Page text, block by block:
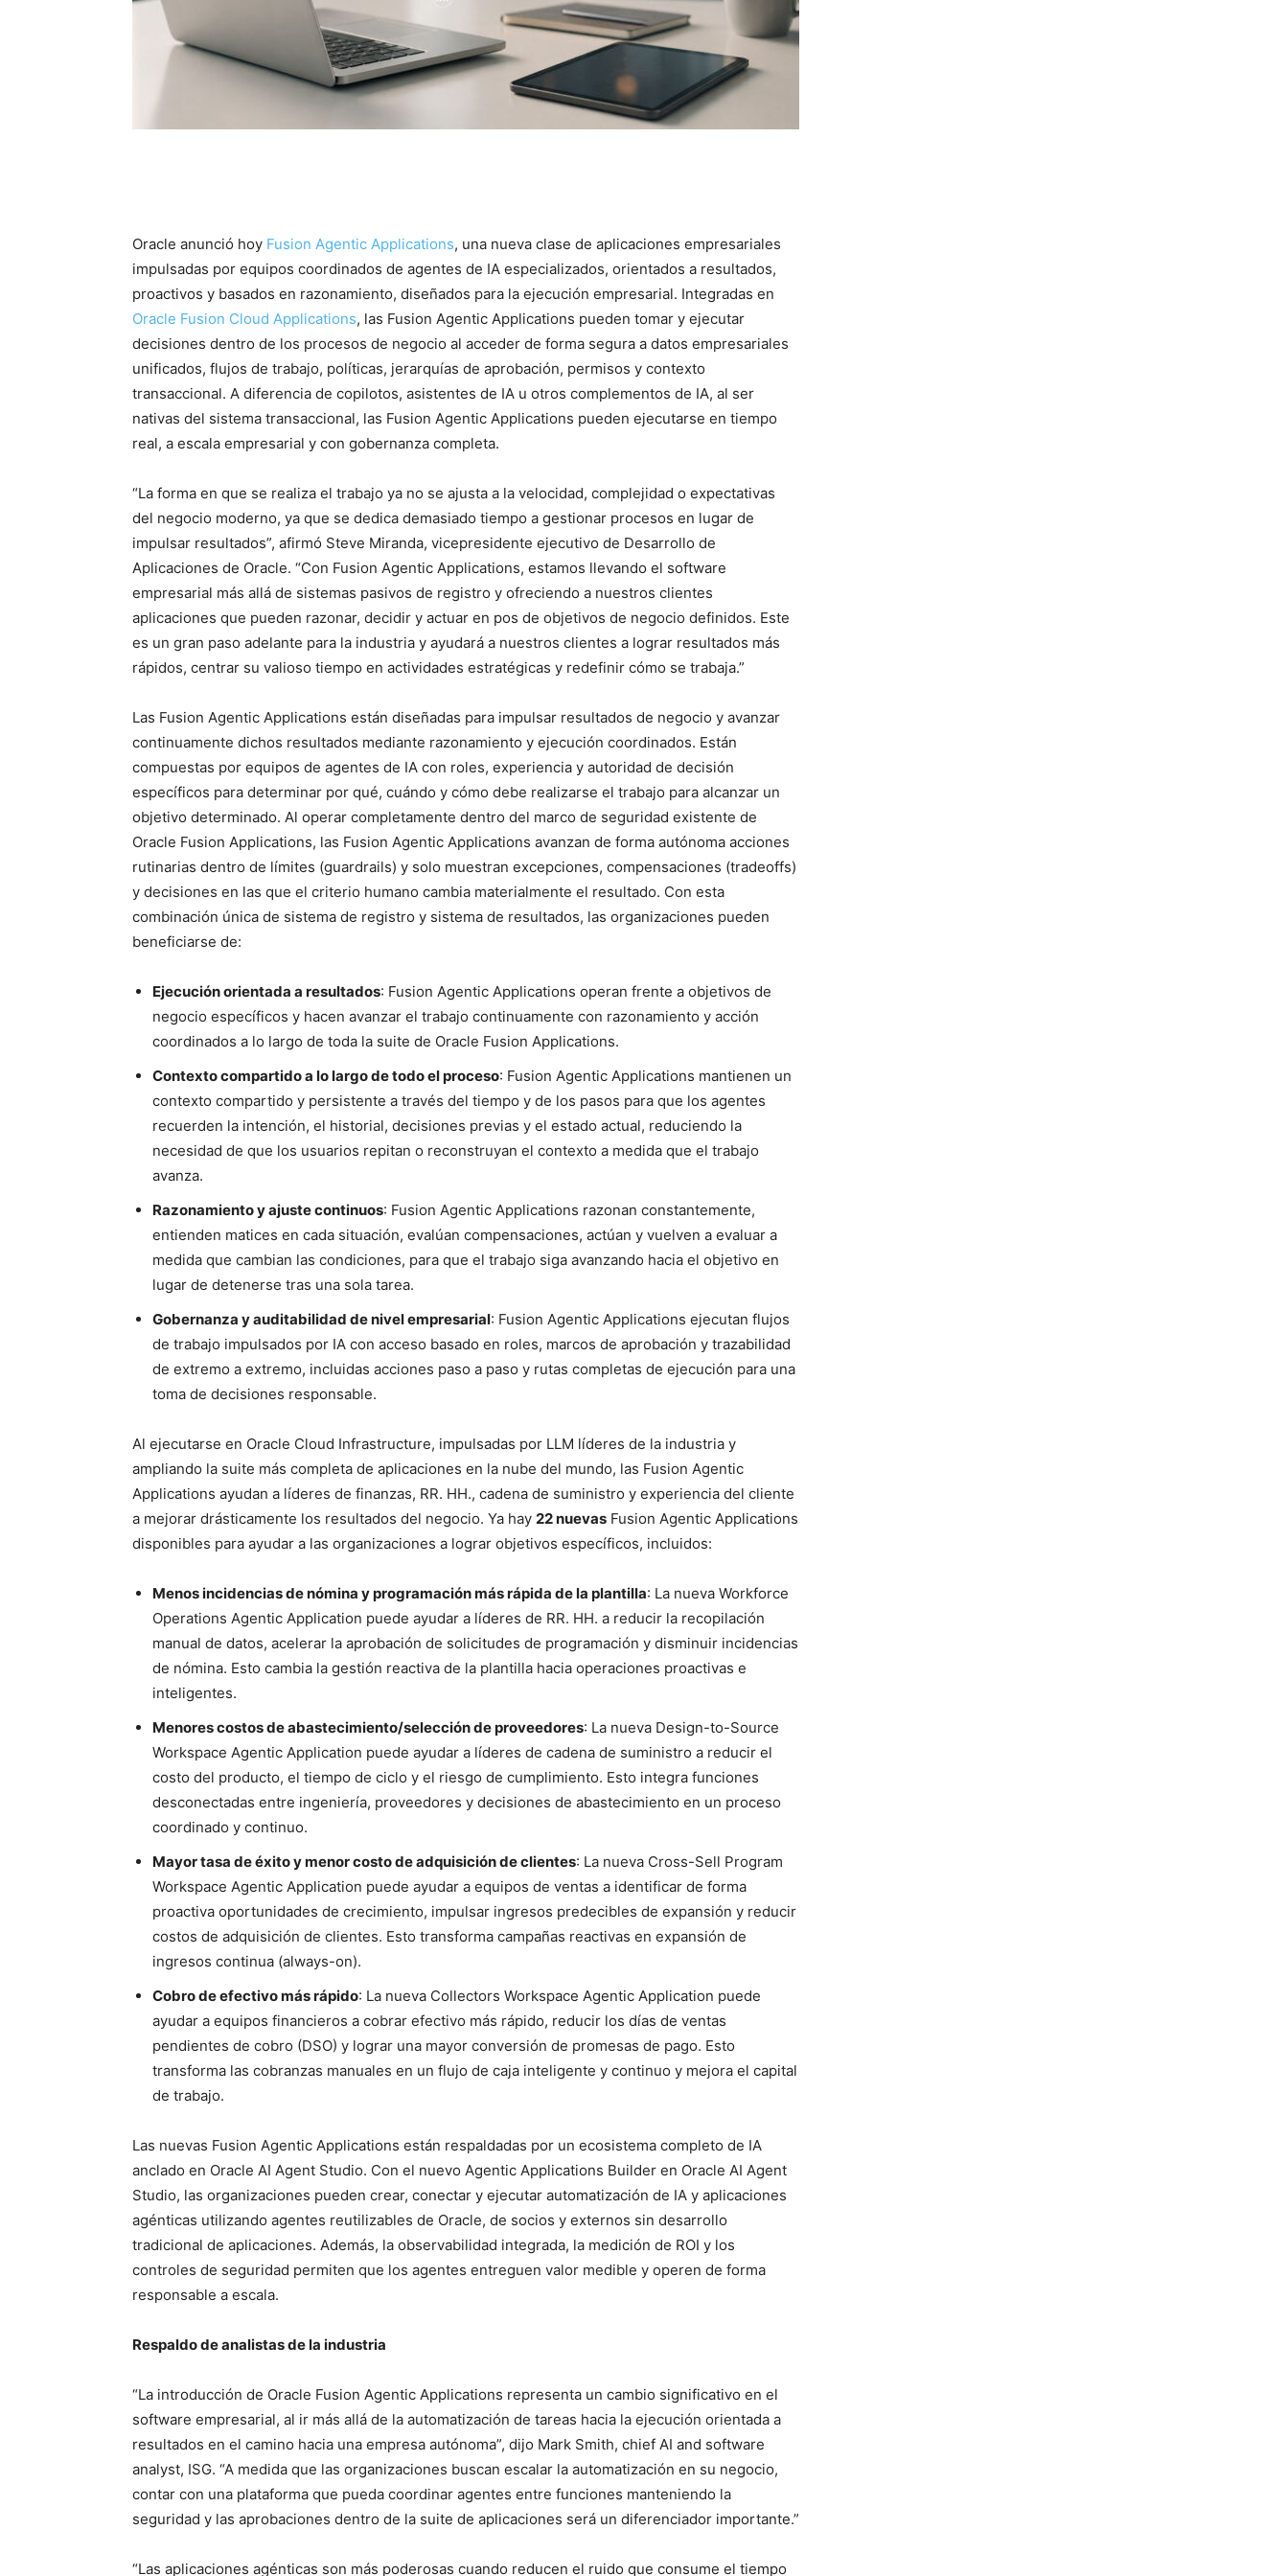
Oracle anunció hoy Fusion Agentic Applications, una nueva clase de aplicaciones empresariales
impulsadas por equipos coordinados de agentes de IA especializados, orientados a resultados,
proactivos y basados en razonamiento, diseñados para la ejecución empresarial. Integradas en
Oracle Fusion Cloud Applications, las Fusion Agentic Applications pueden tomar y ejecutar
decisiones dentro de los procesos de negocio al acceder de forma segura a datos empresariales
unificados, flujos de trabajo, políticas, jerarquías de aprobación, permisos y contexto
transaccional. A diferencia de copilotos, asistentes de IA u otros complementos de IA, al ser
nativas del sistema transaccional, las Fusion Agentic Applications pueden ejecutarse en tiempo
real, a escala empresarial y con gobernanza completa.
“La forma en que se realiza el trabajo ya no se ajusta a la velocidad, complejidad o expectativas
del negocio moderno, ya que se dedica demasiado tiempo a gestionar procesos en lugar de
impulsar resultados”, afirmó Steve Miranda, vicepresidente ejecutivo de Desarrollo de
Aplicaciones de Oracle. “Con Fusion Agentic Applications, estamos llevando el software
empresarial más allá de sistemas pasivos de registro y ofreciendo a nuestros clientes
aplicaciones que pueden razonar, decidir y actuar en pos de objetivos de negocio definidos. Este
es un gran paso adelante para la industria y ayudará a nuestros clientes a lograr resultados más
rápidos, centrar su valioso tiempo en actividades estratégicas y redefinir cómo se trabaja.”
Las Fusion Agentic Applications están diseñadas para impulsar resultados de negocio y avanzar
continuamente dichos resultados mediante razonamiento y ejecución coordinados. Están
compuestas por equipos de agentes de IA con roles, experiencia y autoridad de decisión
específicos para determinar por qué, cuándo y cómo debe realizarse el trabajo para alcanzar un
objetivo determinado. Al operar completamente dentro del marco de seguridad existente de
Oracle Fusion Applications, las Fusion Agentic Applications avanzan de forma autónoma acciones
rutinarias dentro de límites (guardrails) y solo muestran excepciones, compensaciones (tradeoffs)
y decisiones en las que el criterio humano cambia materialmente el resultado. Con esta
combinación única de sistema de registro y sistema de resultados, las organizaciones pueden
beneficiarse de:
Ejecución orientada a resultados: Fusion Agentic Applications operan frente a objetivos de
negocio específicos y hacen avanzar el trabajo continuamente con razonamiento y acción
coordinados a lo largo de toda la suite de Oracle Fusion Applications.
Contexto compartido a lo largo de todo el proceso: Fusion Agentic Applications mantienen un
contexto compartido y persistente a través del tiempo y de los pasos para que los agentes
recuerden la intención, el historial, decisiones previas y el estado actual, reduciendo la
necesidad de que los usuarios repitan o reconstruyan el contexto a medida que el trabajo
avanza.
Razonamiento y ajuste continuos: Fusion Agentic Applications razonan constantemente,
entienden matices en cada situación, evalúan compensaciones, actúan y vuelven a evaluar a
medida que cambian las condiciones, para que el trabajo siga avanzando hacia el objetivo en
lugar de detenerse tras una sola tarea.
Gobernanza y auditabilidad de nivel empresarial: Fusion Agentic Applications ejecutan flujos
de trabajo impulsados por IA con acceso basado en roles, marcos de aprobación y trazabilidad
de extremo a extremo, incluidas acciones paso a paso y rutas completas de ejecución para una
toma de decisiones responsable.
Al ejecutarse en Oracle Cloud Infrastructure, impulsadas por LLM líderes de la industria y
ampliando la suite más completa de aplicaciones en la nube del mundo, las Fusion Agentic
Applications ayudan a líderes de finanzas, RR. HH., cadena de suministro y experiencia del cliente
a mejorar drásticamente los resultados del negocio. Ya hay 22 nuevas Fusion Agentic Applications
disponibles para ayudar a las organizaciones a lograr objetivos específicos, incluidos:
Menos incidencias de nómina y programación más rápida de la plantilla: La nueva Workforce
Operations Agentic Application puede ayudar a líderes de RR. HH. a reducir la recopilación
manual de datos, acelerar la aprobación de solicitudes de programación y disminuir incidencias
de nómina. Esto cambia la gestión reactiva de la plantilla hacia operaciones proactivas e
inteligentes.
Menores costos de abastecimiento/selección de proveedores: La nueva Design-to-Source
Workspace Agentic Application puede ayudar a líderes de cadena de suministro a reducir el
costo del producto, el tiempo de ciclo y el riesgo de cumplimiento. Esto integra funciones
desconectadas entre ingeniería, proveedores y decisiones de abastecimiento en un proceso
coordinado y continuo.
Mayor tasa de éxito y menor costo de adquisición de clientes: La nueva Cross-Sell Program
Workspace Agentic Application puede ayudar a equipos de ventas a identificar de forma
proactiva oportunidades de crecimiento, impulsar ingresos predecibles de expansión y reducir
costos de adquisición de clientes. Esto transforma campañas reactivas en expansión de
ingresos continua (always-on).
Cobro de efectivo más rápido: La nueva Collectors Workspace Agentic Application puede
ayudar a equipos financieros a cobrar efectivo más rápido, reducir los días de ventas
pendientes de cobro (DSO) y lograr una mayor conversión de promesas de pago. Esto
transforma las cobranzas manuales en un flujo de caja inteligente y continuo y mejora el capital
de trabajo.
Las nuevas Fusion Agentic Applications están respaldadas por un ecosistema completo de IA
anclado en Oracle AI Agent Studio. Con el nuevo Agentic Applications Builder en Oracle AI Agent
Studio, las organizaciones pueden crear, conectar y ejecutar automatización de IA y aplicaciones
agénticas utilizando agentes reutilizables de Oracle, de socios y externos sin desarrollo
tradicional de aplicaciones. Además, la observabilidad integrada, la medición de ROI y los
controles de seguridad permiten que los agentes entreguen valor medible y operen de forma
responsable a escala.
Respaldo de analistas de la industria
“La introducción de Oracle Fusion Agentic Applications representa un cambio significativo en el
software empresarial, al ir más allá de la automatización de tareas hacia la ejecución orientada a
resultados en el camino hacia una empresa autónoma”, dijo Mark Smith, chief AI and software
analyst, ISG. “A medida que las organizaciones buscan escalar la automatización en su negocio,
contar con una plataforma que pueda coordinar agentes entre funciones manteniendo la
seguridad y las aprobaciones dentro de la suite de aplicaciones será un diferenciador importante.”
“Las aplicaciones agénticas son más poderosas cuando reducen el ruido que consume el tiempo